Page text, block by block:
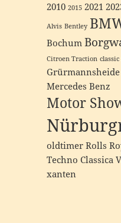
2010 2015 2021
Alvis Bentley
Bochum
Citroen Traction classic
Grürmannsheide
Mercedes Benz
Motor
oldtimerRolls
Techno Classica
xanten